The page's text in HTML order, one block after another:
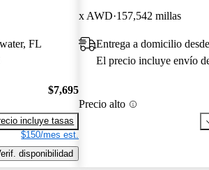
FL
$7,695
incluye tasas
$150/mes est.
disponibilidad
x AWD 157,542 millas
Entrega a domicilio
El precio incluye envío
Precio alto